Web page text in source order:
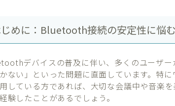
めに：Bluetooth接続の安定性に悩
デバイスの普及に伴い、多くのユーザ
ない」といった問題に直面しています。特
している方であれば、大切な会議中や音楽
験したことがあるでしょう。